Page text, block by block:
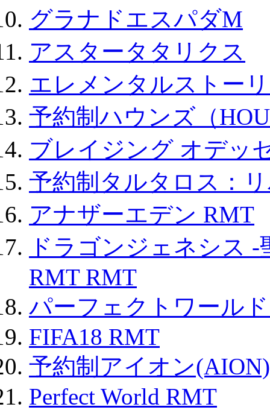
グラナドエスパダM
アスタータタリクス
エレメンタルストー
予約制ハウンズ（
ブレイジング オデッ
予約制タルタロス：
アナザーエデン RMT
ドラゴンジェネシス
RMT RMT
パーフェクトワール
FIFA18 RMT
予約制アイオン
Perfect World RMT